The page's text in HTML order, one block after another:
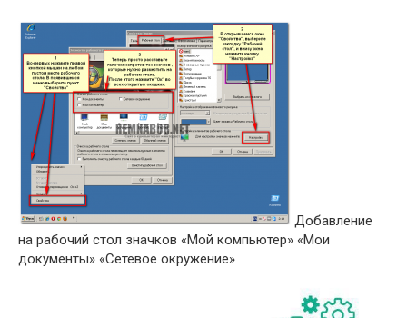
Добавление
на рабочий стол значков «Мой компьютер» «Мои
документы» «Сетевое окружение»